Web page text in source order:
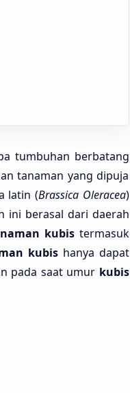
tumbuhan berbatang
tanaman yang dipuja
latin (Brassica Oleracea)
ini berasal dari daerah
kubistermasuk
kubis hanya dapat
pada saat umur kubis